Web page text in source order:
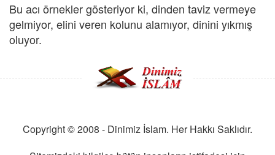
Bu acı örnekler gösteriyor ki, dinden taviz vermeye
gelmiyor, elini veren kolunu alamıyor, dinini yıkmış
oluyor.
Copyright © 2008 - Dinimiz İslam. Her Hakkı Saklıdır.